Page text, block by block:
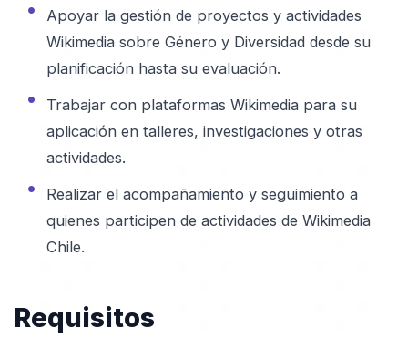
Apoyar la gestión de proyectos y actividades
Wikimedia sobre Género y Diversidad desde su
planificación hasta su evaluación.
Trabajar con plataformas Wikimedia para su
aplicación en talleres, investigaciones y otras
actividades.
Realizar el acompañamiento y seguimiento a
quienes participen de actividades de Wikimedia
Chile.
Requisitos